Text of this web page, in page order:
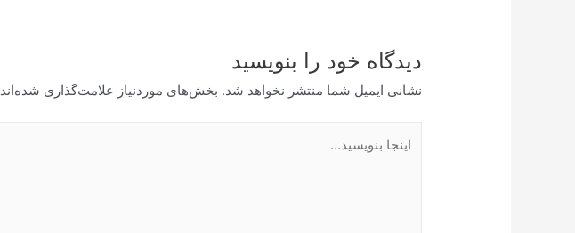
دیدگاه‌ خود را بنویسید
نشانی ایمیل شما منتشر نخواهد شد. بخش‌های موردنیاز علامت‌گذاری شده‌اند
بنویسید…